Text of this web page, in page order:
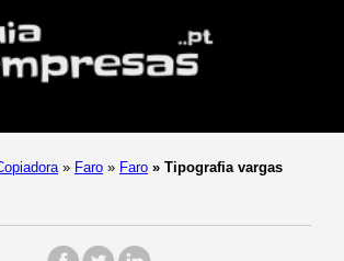
» Faro » Faro » Tipografia vargas